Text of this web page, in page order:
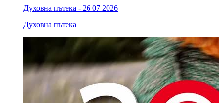
Духовна пътека - 26 07 2026
Духовна пътека